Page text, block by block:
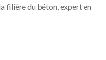
filière du béton, expert en